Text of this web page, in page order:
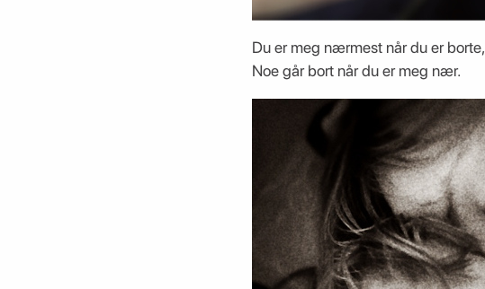
Du er meg nærmest når du er borte,
Noe går bort når du er meg nær.